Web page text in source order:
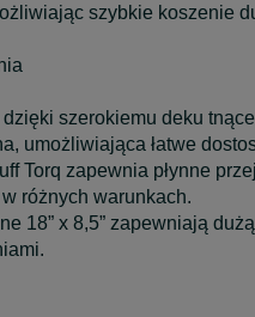
szybkie koszenie
szerokiemu deku
umożliwiająca łatwe
Torq zapewnia płynne
różnych warunkach.
18” x 8,5” zapewniają